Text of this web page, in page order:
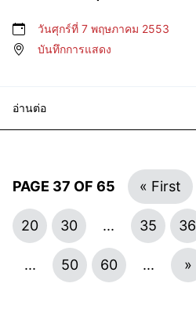
วันศุกร์ที่ 7 พฤษภาคม 2553
บันทึกการแสดง
อ่านต่อ
PAGE 37 OF 65 « First
20 30 ... 35 36
... 50 60 ... »